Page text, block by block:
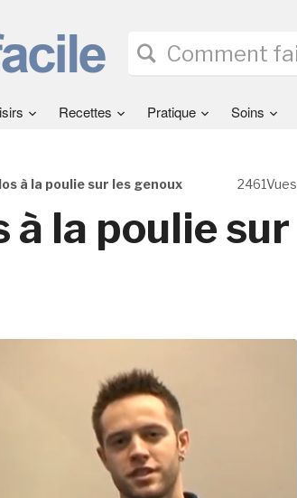
Recettes Pratique Soins
2461Vues
à la poulie sur les genoux
à la poulie sur